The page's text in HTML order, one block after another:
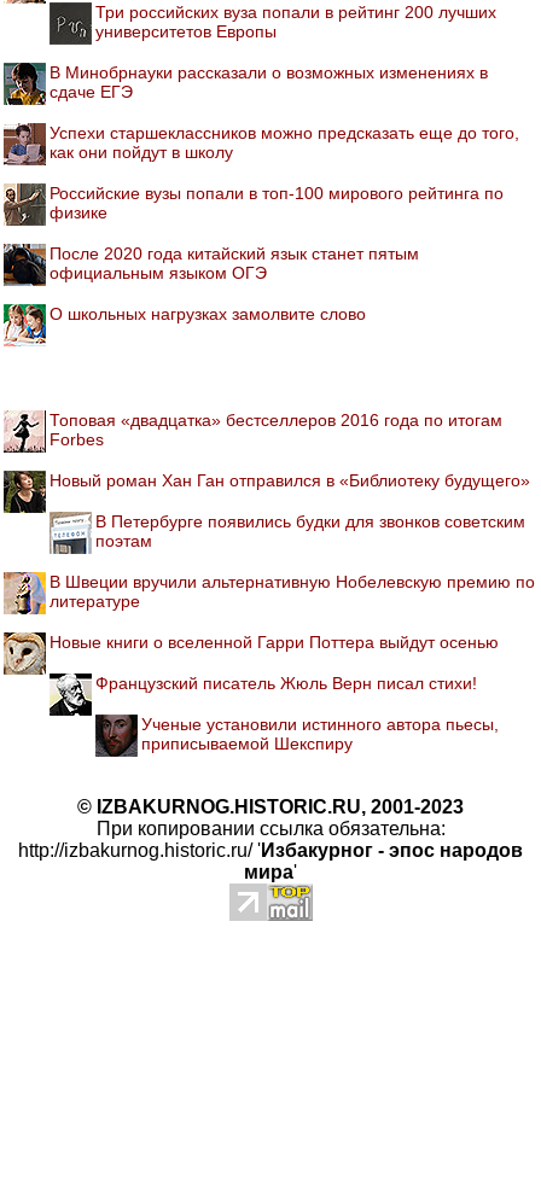
Три российских вуза попали в рейтинг 200 лучших
университетов Европы
В Минобрнауки рассказали о возможных изменениях в
сдаче ЕГЭ
Успехи старшеклассников можно предсказать еще до того,
как они пойдут в школу
Российские вузы попали в топ-100 мирового рейтинга по
физике
После 2020 года китайский язык станет пятым
официальным языком ОГЭ
О школьных нагрузках замолвите слово
Топовая «двадцатка» бестселлеров 2016 года по итогам
Forbes
Новый роман Хан Ган отправился в «Библиотеку будущего»
В Петербурге появились будки для звонков советским
поэтам
В Швеции вручили альтернативную Нобелевскую премию по
литературе
Новые книги о вселенной Гарри Поттера выйдут осенью
Французский писатель Жюль Верн писал стихи!
Ученые установили истинного автора пьесы,
приписываемой Шекспиру
© IZBAKURNOG.HISTORIC.RU, 2001-2023
При копировании ссылка обязательна:
http://izbakurnog.historic.ru/ 'Избакурног - эпос народов
мира'